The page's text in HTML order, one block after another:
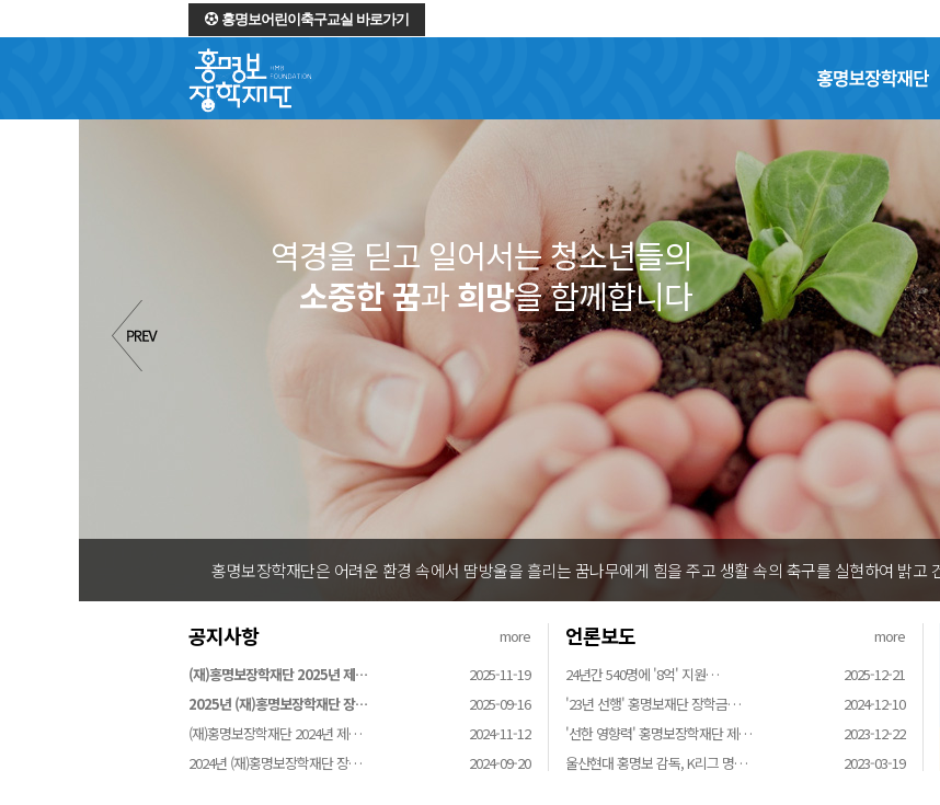
홍명보어린이축구교실 바로가기
홍명보장학재단
역경을 딛고 일어서는 청소년들의
소중한 꿈과희망을 함께합니다
홍명보장학재단은 어려운 환경 속에서 땀방울을 흘리는 꿈나무에게 힘을 주고 생활 속의 축구를 실현하여 밝고
공지사항
more
(재)홍명보장학재단 2025년 제…
2025-11-19
2025년 (재)홍명보장학재단 장…
2025-09-16
(재)홍명보장학재단 2024년 제…
2024-11-12
2024년 (재)홍명보장학재단 장…
2024-09-20
언론보도
more
24년간 540명에 '8억' 지원…
2025-12-21
'23년 선행' 홍명보재단 장학금…
2024-12-10
'선한 영향력' 홍명보장학재단 제…
2023-12-22
울산현대 홍명보 감독, K리그 명…
2023-03-19